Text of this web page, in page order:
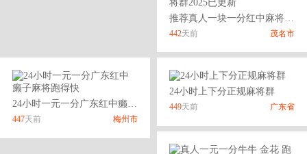
推荐真人一块一分红中麻将群2025已更新
442天前 茂名市
24小时一元一分广东红中癞子麻将跑得快
447天前 梅州市
24小时上下分正规麻将群
449天前 广东省